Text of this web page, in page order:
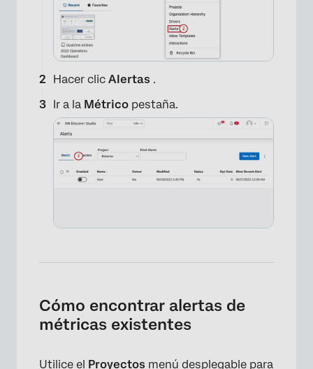
Hacer clic Alertas .
Ir a la Métrico pestaña.
Cómo encontrar alertas de
métricas existentes
Utilice el Proyectos menú desplegable para